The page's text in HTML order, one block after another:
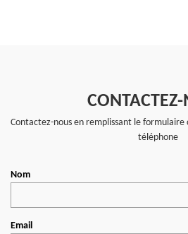
Contactez-nous en remplissant le
téléphone
Nom
Email